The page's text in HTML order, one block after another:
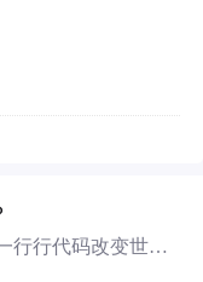
行行代码改变世